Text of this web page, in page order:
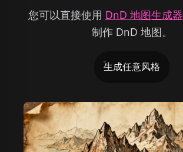
您可以直接使用 DnD 地图生成器
制作 DnD 地图。
生成任意风格